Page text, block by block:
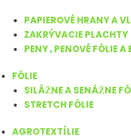
PAPIEROVÉ HRANY A
ZAKRÝVACIE PLACHTY
PENY , PENOVÉ FÓLIE
FÓLIE
SILÁŽNE A SENÁŽNE
STRETCH FÓLIE
AGROTEXTÍLIE